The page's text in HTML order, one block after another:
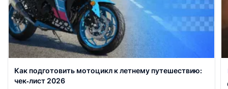
Как подготовить мотоцикл к летнему путешествию:
чек‑лист 2026